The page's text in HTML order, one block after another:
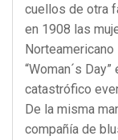
cuellos de otra
en 1908 las
“Woman´s
catastrófico
De la misma
compañía de